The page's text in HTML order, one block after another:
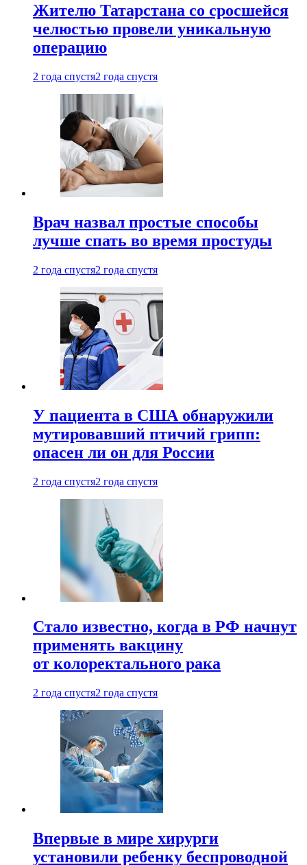
Жителю Татарстана со сросшейся
челюстью провели уникальную
операцию
2 года спустя2 года спустя
Врач назвал простые способы
лучше спать во время простуды
2 года спустя2 года спустя
У пациента в США обнаружили
мутировавший птичий грипп:
опасен ли он для России
2 года спустя2 года спустя
Стало известно, когда в РФ начнут
применять вакцину
от колоректального рака
2 года спустя2 года спустя
Впервые в мире хирурги
установили ребенку беспроводной